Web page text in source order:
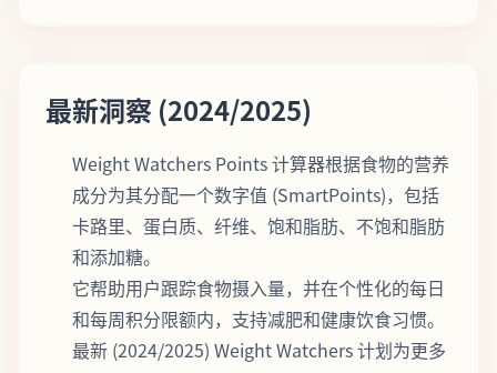
最新洞察 (2024/2025)
Weight Watchers Points 计算器根据食物的营养
成分为其分配一个数字值 (SmartPoints)，包括
卡路里、蛋白质、纤维、饱和脂肪、不饱和脂肪
和添加糖。
它帮助用户跟踪食物摄入量，并在个性化的每日
和每周积分限额内，支持减肥和健康饮食习惯。
最新 (2024/2025) Weight Watchers 计划为更多